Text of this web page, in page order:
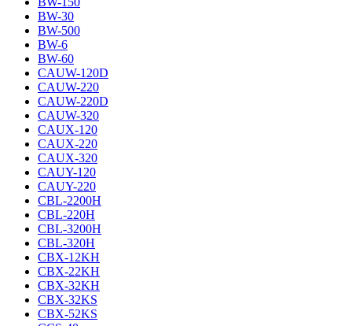
BW-30
BW-500
BW-6
BW-60
CAUW-120D
CAUW-220
CAUW-220D
CAUW-320
CAUX-120
CAUX-220
CAUX-320
CAUY-120
CAUY-220
CBL-2200H
CBL-220H
CBL-3200H
CBL-320H
CBX-12KH
CBX-22KH
CBX-32KH
CBX-32KS
CBX-52KS